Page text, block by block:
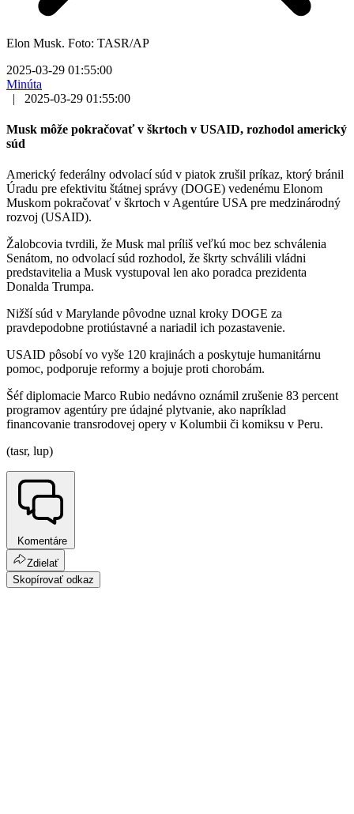
Elon Musk. Foto: TASR/AP
2025-03-29 01:55:00
Minúta
|
2025-03-29 01:55:00
Musk môže pokračovať v škrtoch v USAID, rozhodol americký
súd
Americký federálny odvolací súd v piatok zrušil príkaz, ktorý bránil
Úradu pre efektivitu štátnej správy (DOGE) vedenému Elonom
Muskom pokračovať v škrtoch v Agentúre USA pre medzinárodný
rozvoj (USAID).
Žalobcovia tvrdili, že Musk mal príliš veľkú moc bez schválenia
Senátom, no odvolací súd rozhodol, že škrty schválili vládni
predstavitelia a Musk vystupoval len ako poradca prezidenta
Donalda Trumpa.
Nižší súd v Marylande pôvodne uznal kroky DOGE za
pravdepodobne protiústavné a nariadil ich pozastavenie.
USAID pôsobí vo vyše 120 krajinách a poskytuje humanitárnu
pomoc, podporuje reformy a bojuje proti chorobám.
Šéf diplomacie Marco Rubio nedávno oznámil zrušenie 83 percent
programov agentúry pre údajné plytvanie, ako napríklad
financovanie transrodovej opery v Kolumbii či komiksu v Peru.
(tasr, lup)
Komentáre
Zdielať
Skopírovať odkaz